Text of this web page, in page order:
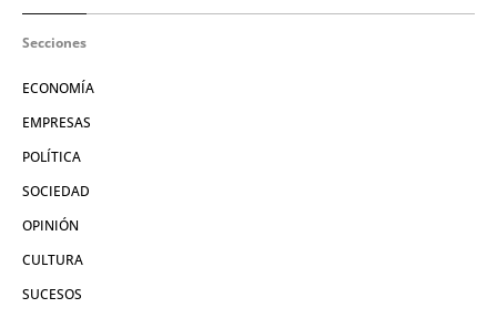
Secciones
ECONOMÍA
EMPRESAS
POLÍTICA
SOCIEDAD
OPINIÓN
CULTURA
SUCESOS